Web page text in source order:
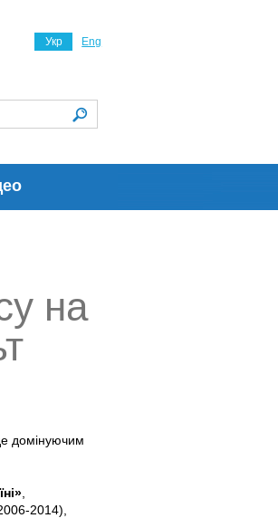
Укр Eng
на
домінуючим
2014),